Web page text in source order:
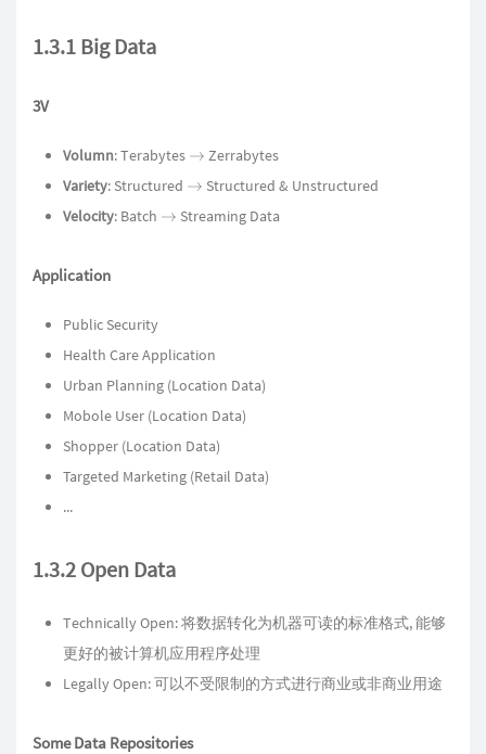
1.3.1 Big Data
3V
Volumn: Terabytes → Zerrabytes
Variety: Structured → Structured & Unstructured
Velocity: Batch → Streaming Data
Application
Public Security
Health Care Application
Urban Planning (Location Data)
Mobole User (Location Data)
Shopper (Location Data)
Targeted Marketing (Retail Data)
...
1.3.2 Open Data
Technically Open: 将数据转化为机器可读的标准格式, 能够
更好的被计算机应用程序处理
Legally Open: 可以不受限制的方式进行商业或非商业用途
Some Data Repositories